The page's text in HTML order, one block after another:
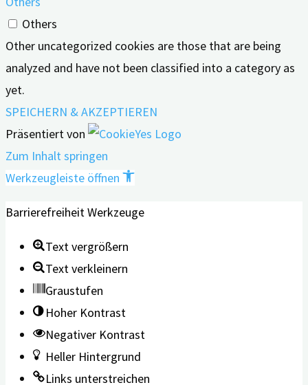
Others
Other uncategorized cookies are those that are being
analyzed and have not been classified into a category as
yet.
SPEICHERN & AKZEPTIEREN
Präsentiert von
Zum Inhalt springen
Werkzeugleiste öffnen
Barrierefreiheit Werkzeuge
Text vergrößern
Text verkleinern
Graustufen
Hoher Kontrast
Negativer Kontrast
Heller Hintergrund
Links unterstreichen